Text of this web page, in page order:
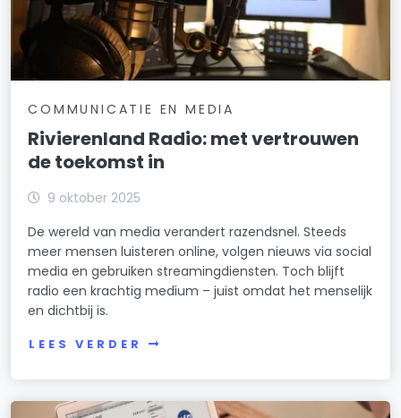
COMMUNICATIE EN MEDIA
Rivierenland Radio: met vertrouwen
de toekomst in
9 oktober 2025
De wereld van media verandert razendsnel. Steeds
meer mensen luisteren online, volgen nieuws via social
media en gebruiken streamingdiensten. Toch blijft
radio een krachtig medium – juist omdat het menselijk
en dichtbij is.
LEES VERDER